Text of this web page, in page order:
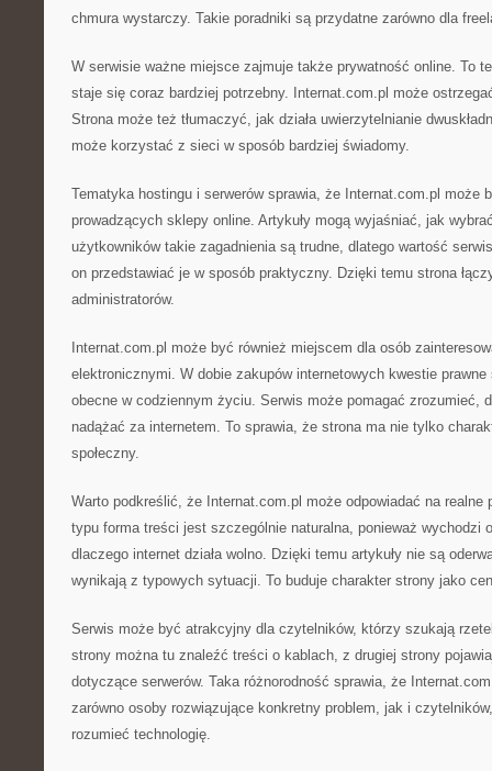
chmura wystarczy. Takie poradniki są przydatne zarówno dla
W serwisie ważne miejsce zajmuje także prywatność online. To
staje się coraz bardziej potrzebny. Internat.com.pl może
Strona może też tłumaczyć, jak działa uwierzytelnianie
może korzystać z sieci w sposób bardziej świadomy.
Tematyka hostingu i serwerów sprawia, że Internat.com.pl może
prowadzących sklepy online. Artykuły mogą wyjaśniać, jak
użytkowników takie zagadnienia są trudne, dlatego wartość
on przedstawiać je w sposób praktyczny. Dzięki temu strona
administratorów.
Internat.com.pl może być również miejscem dla osób
elektronicznymi. W dobie zakupów internetowych kwestie
obecne w codziennym życiu. Serwis może pomagać zrozumieć,
nadążać za internetem. To sprawia, że strona ma nie tylko
społeczny.
Warto podkreślić, że Internat.com.pl może odpowiadać na realne
typu forma treści jest szczególnie naturalna, ponieważ wychodzi
dlaczego internet działa wolno. Dzięki temu artykuły nie są
wynikają z typowych sytuacji. To buduje charakter strony jako
Serwis może być atrakcyjny dla czytelników, którzy szukają
strony można tu znaleźć treści o kablach, z drugiej strony
dotyczące serwerów. Taka różnorodność sprawia, że
zarówno osoby rozwiązujące konkretny problem, jak i
rozumieć technologię.